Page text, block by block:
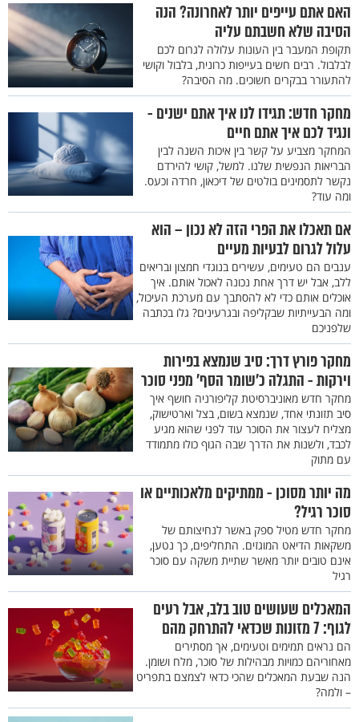
האם אתם עייפים יותר לאחרונה? הנה
הסיבה שלא חשבתם עליה
תקופת המעבר בין העונות עלולה לגרום לכם
לבלבול. רבים חשים בעייפות כרונית, בלבול וקושי
להתעורר בבקרים חשוכים. מה הסיבה?
מחקר חדש: תגידו לנו איך אתם ישנים -
ונגיד לכם איך אתם חיים
המחקר מצביע על קשר בין איכות השנה לבין
הבריאות הנפשית שלנו. למשל, קושי להירדם
נקשר לתסמינים בולטים של דיכאון, חרדה וכעס.
ומה עוד?
אם תאכלו את הפרי הזה לא נכון – הוא
עלול לגרום לבעיות מעיים
ענבים הם טעימים, עשירים בנוגדי חמצון ובריאים
ללב, אבל יש דרך אחת נכונה לאכול אותם. איך
אוכלים אותם כדי לא להסתבך עם מערכת העיכול,
ומה הבעייתיות שבקליפה ובגרעינים? גלו בכתבה
שלפניכם
מחקר פורץ דרך: סיב שנמצא בפירות
וירקות - התגלה כ'שומר הסף' מפני סוכר
מחקר חדש מאוניברסיטת קליפורניה חושף איך
סיב תזונתי אחד, שנמצא בשום, בצל וארטישוק,
מצליח לעצור את הסוכר עוד לפני שהוא מגיע
לכבד, ולשנות את הדרך שבה הגוף כולו מתמודד
עם מתוק
מה יותר מסוכן - ממתיקים מלאכותיים או
סוכר רגיל?
מחקר חדש מטיל ספק באשר לנחיצותם של
משקאות הדיאט המוגזים. התחליפים, כך נטען,
אינם טובים יותר מאשר שתיית משקה עם סוכר
רגיל
המאכלים שעושים טוב בלב, אבל רעים
לגוף: 7 מזונות שכדאי להתרחק מהם
הם נראים תמימים וטעימים, אך מסתירים
מאחוריהם כמויות מבהילות של סוכר, מלח ושומן.
הנה שבעת המאכלים שהכי כדאי לצמצם בתפריט
– ולמה?